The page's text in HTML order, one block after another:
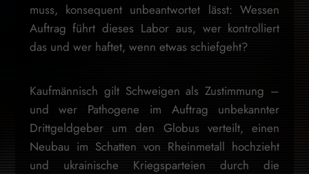
muss, konsequent unbeantwortet lässt: Wessen
Auftrag führt dieses Labor aus, wer kontrolliert
das und wer haftet, wenn etwas schiefgeht?
Kaufmännisch gilt Schweigen als Zustimmung –
und wer Pathogene im Auftrag unbekannter
Drittgeldgeber um den Globus verteilt, einen
Neubau im Schatten von Rheinmetall hochzieht
und ukrainische Kriegsparteien durch die